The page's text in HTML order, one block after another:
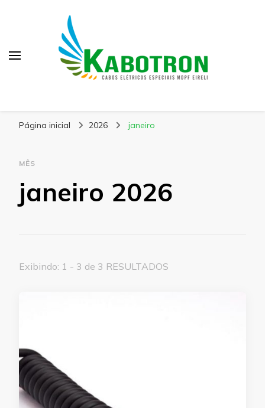
Página inicial 2026 janeiro
MÊS
janeiro 2026
Exibindo: 1 - 3 de 3 RESULTADOS